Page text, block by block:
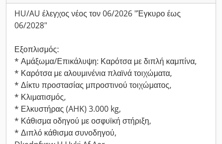
HU/AU έλεγχος νέος τον 06/2026 "Έγκυρο έως
06/2028"
Εξοπλισμός:
* Αμάξωμα/Επικάλυψη: Καρότσα με διπλή καμπίνα,
* Καρότσα με αλουμινένια πλαϊνά τοιχώματα,
* Δίκτυ προστασίας μπροστινού τοιχώματος,
* Κλιματισμός,
* Ελκυστήρας (AHK) 3.000 kg,
* Κάθισμα οδηγού με οσφυϊκή στήριξη,
* Διπλό κάθισμα συνοδηγού,